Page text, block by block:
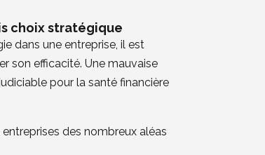
choix stratégique
dans une entreprise, il est
son efficacité. Une mauvaise
pour la santé financière
des nombreux aléas